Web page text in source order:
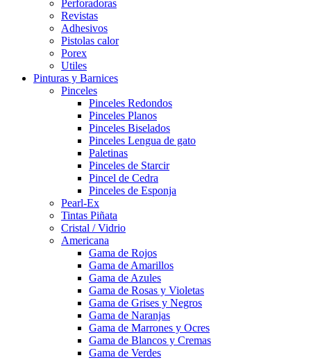
Perforadoras
Revistas
Adhesivos
Pistolas calor
Porex
Utiles
Pinturas y Barnices
Pinceles
Pinceles Redondos
Pinceles Planos
Pinceles Biselados
Pinceles Lengua de gato
Paletinas
Pinceles de Starcir
Pincel de Cedra
Pinceles de Esponja
Pearl-Ex
Tintas Piñata
Cristal / Vidrio
Americana
Gama de Rojos
Gama de Amarillos
Gama de Azules
Gama de Rosas y Violetas
Gama de Grises y Negros
Gama de Naranjas
Gama de Marrones y Ocres
Gama de Blancos y Cremas
Gama de Verdes